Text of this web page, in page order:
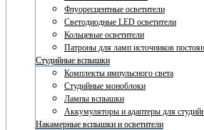
Флуоресцентные осветители
Светодиодные LED осветители
Кольцевые осветители
Патроны для ламп источников
Студийные вспышки
Комплекты импульсного света
Студийные моноблоки
Лампы вспышки
Аккумуляторы и адаптеры для
Накамерные вспышки и осветители